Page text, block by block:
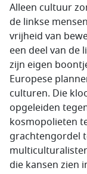
Alleen cultuur
de linkse
vrijheid van
een deel van de
zijn eigen
Europese
culturen. Die
opgeleiden
kosmopolieten
grachtengordel
die kansen zien